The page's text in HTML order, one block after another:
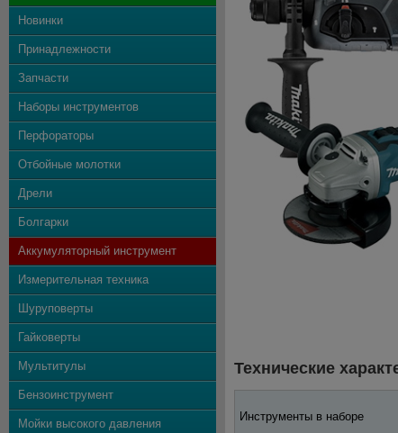
Новинки
Принадлежности
Запчасти
Наборы инструментов
Перфораторы
Отбойные молотки
Дрели
Болгарки
Аккумуляторный инструмент
Измерительная техника
Шуруповерты
Гайковерты
Мультитулы
Бензоинструмент
Мойки высокого давления
Технические
Инструменты в наборе